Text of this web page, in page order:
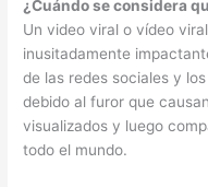
¿Cuándo se considera
Un video viral o vídeo
inusitadamente
de las redes sociales y
debido al furor que
visualizados y luego
todo el mundo.